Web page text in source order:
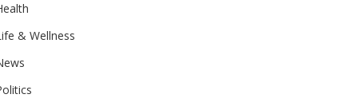
& Wellness